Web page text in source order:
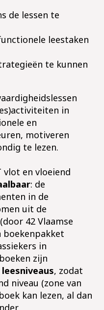
de lessen te
leestaken
te kunnen
in
en
motiveren
te lezen.
vlot en vloeiend
: de
in de
uit de
42 Vlaamse
boekenpakket
in
zijn
, zodat
niveau (zone van
kan lezen, al dan